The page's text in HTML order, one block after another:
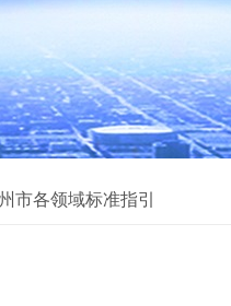
市各领域标准指引